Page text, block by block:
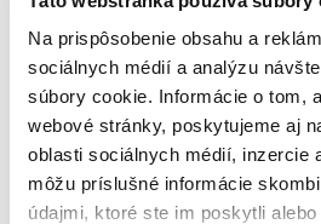
Na prispôsobenie obsahu a
sociálnych médií a analýzu
súbory cookie. Informácie o tom,
webové stránky, poskytujeme aj
oblasti sociálnych médií, inzercie
môžu príslušné informácie
údajmi, ktoré ste im poskytli
DOMINIKA TARNACKA
Ondatra pižmová je milý hlodavec,
otravuje, zaslúži si rešpekt. Ako
pochádza a ako s ňou dobre
zistite...